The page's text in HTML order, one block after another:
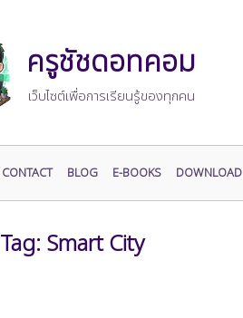
ครูชัชดอทคอม
เว็บไซต์เพื่อการเรียนรู้ของทุกคน
CONTACT BLOG E-BOOKS DOWNLOAD
Tag: Smart City